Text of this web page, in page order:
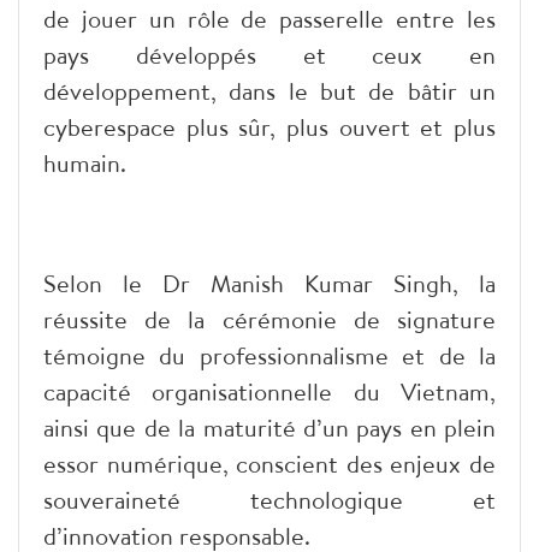
de jouer un rôle de passerelle entre les
pays développés et ceux en
développement, dans le but de bâtir un
cyberespace plus sûr, plus ouvert et plus
humain.
Selon le Dr Manish Kumar Singh, la
réussite de la cérémonie de signature
témoigne du professionnalisme et de la
capacité organisationnelle du Vietnam,
ainsi que de la maturité d’un pays en plein
essor numérique, conscient des enjeux de
souveraineté technologique et
d’innovation responsable.